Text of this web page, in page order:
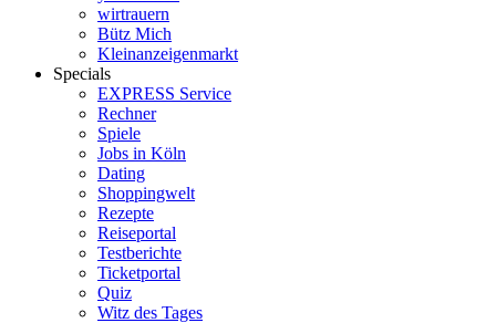
wirtrauern
Bütz Mich
Kleinanzeigenmarkt
Specials
EXPRESS Service
Rechner
Spiele
Jobs in Köln
Dating
Shoppingwelt
Rezepte
Reiseportal
Testberichte
Ticketportal
Quiz
Witz des Tages